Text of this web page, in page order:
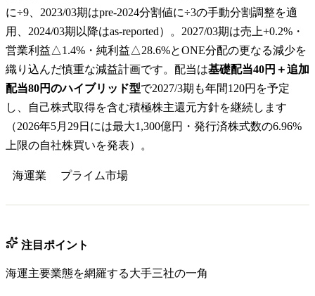
に÷9、2023/03期はpre-2024分割値に÷3の手動分割調整を適
用、2024/03期以降はas-reported）。2027/03期は売上+0.2%・
営業利益△1.4%・純利益△28.6%とONE分配の更なる減少を
織り込んだ慎重な減益計画です。配当は基礎配当40円＋追加
配当80円のハイブリッド型で2027/3期も年間120円を予定
し、自己株式取得を含む積極株主還元方針を継続します
（2026年5月29日には最大1,300億円・発行済株式数の6.96%
上限の自社株買いを発表）。
海運業 プライム市場
注目ポイント
海運主要業態を網羅する大手三社の一角